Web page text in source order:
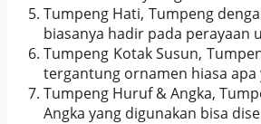
Tumpeng Hati, Tumpeng
biasanya hadir pada perayaan
Tumpeng Kotak Susun,
tergantung ornamen hiasa apa
Tumpeng Huruf & Angka,
Angka yang digunakan bisa